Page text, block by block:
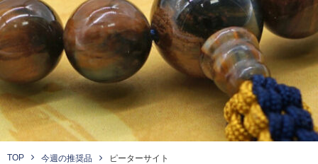
TOP 今週の推奨品 ピーターサイト